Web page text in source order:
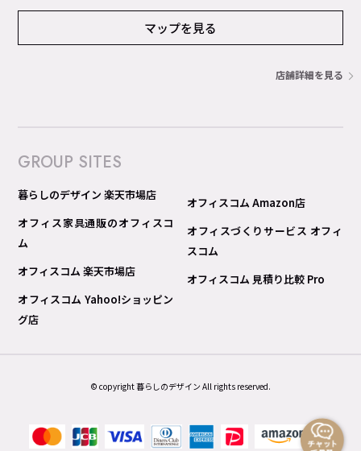
マップを見る
店舗詳細を見る
GROUP SITES
暮らしのデザイン 楽天市場店
オフィス家具通販のオフィスコ
ム
オフィスコム 楽天市場店
オフィスコム Yahoo!ショッピン
グ店
オフィスコム Amazon店
オフィスづくりサービス オフィ
スコム
オフィスコム 見積り比較 Pro
© copyright 暮らしのデザイン All rights reserved.